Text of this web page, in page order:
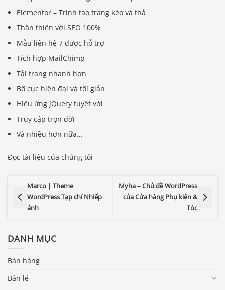
Elementor – Trình tạo trang kéo và thả
Thân thiện với SEO 100%
Mẫu liên hệ 7 được hỗ trợ
Tích hợp MailChimp
Tải trang nhanh hơn
Bố cục hiện đại và tối giản
Hiệu ứng jQuery tuyệt vời
Truy cập trọn đời
Và nhiều hơn nữa…
Đọc tài liệu của chúng tôi
Marco | Theme
WordPress Tạp chí Nhiếp
ảnh
Myha – Chủ đề WordPress
của Cửa hàng Phụ kiện &
Tóc
DANH MỤC
Bán hàng
Bán lẻ